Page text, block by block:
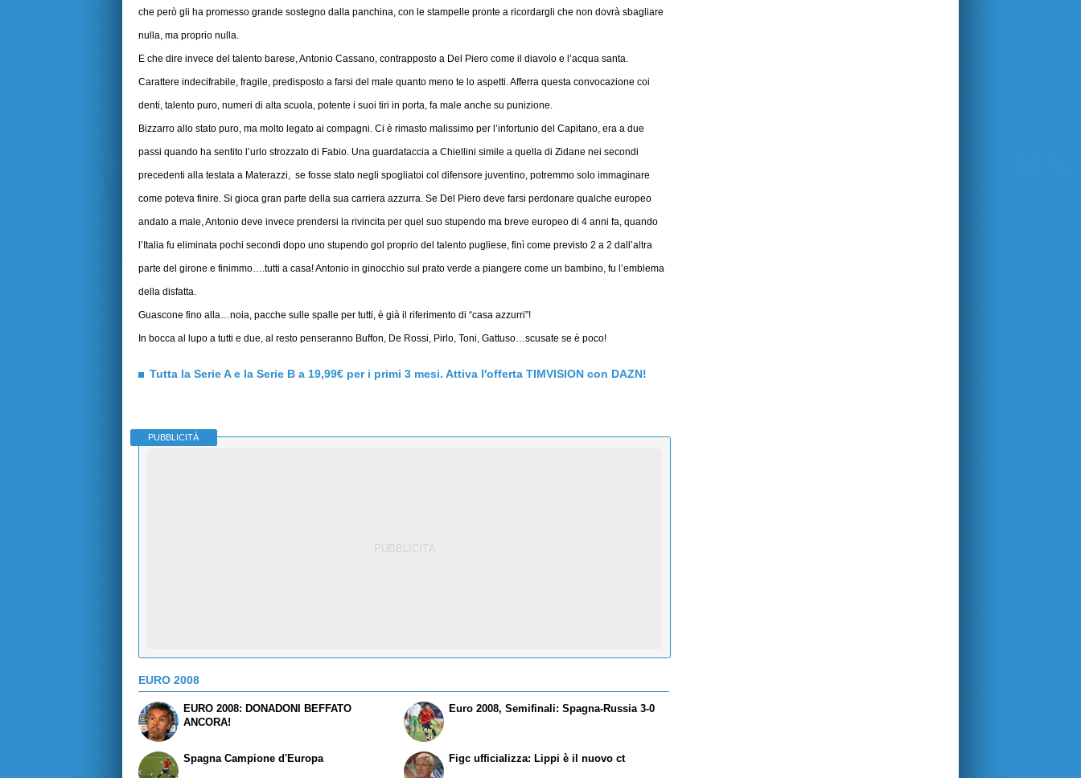
che però gli ha promesso grande sostegno dalla panchina, con le stampelle pronte a ricordargli che non dovrà sbagliare
nulla, ma proprio nulla.
E che dire invece del talento barese, Antonio Cassano, contrapposto a Del Piero come il diavolo e l’acqua santa.
Carattere indecifrabile, fragile, predisposto a farsi del male quanto meno te lo aspetti. Afferra questa convocazione coi
denti, talento puro, numeri di alta scuola, potente i suoi tiri in porta, fa male anche su punizione.
Bizzarro allo stato puro, ma molto legato ai compagni. Ci è rimasto malissimo per l’infortunio del Capitano, era a due
passi quando ha sentito l’urlo strozzato di Fabio. Una guardataccia a Chiellini simile a quella di Zidane nei secondi
precedenti alla testata a Materazzi, se fosse stato negli spogliatoi col difensore juventino, potremmo solo immaginare
come poteva finire. Si gioca gran parte della sua carriera azzurra. Se Del Piero deve farsi perdonare qualche europeo
andato a male, Antonio deve invece prendersi la rivincita per quel suo stupendo ma breve europeo di 4 anni fa, quando
l’Italia fu eliminata pochi secondi dopo uno stupendo gol proprio del talento pugliese, finì come previsto 2 a 2 dall’altra
parte del girone e finimmo….tutti a casa! Antonio in ginocchio sul prato verde a piangere come un bambino, fu l’emblema
della disfatta.
Guascone fino alla…noia, pacche sulle spalle per tutti, è già il riferimento di “casa azzurri”!
In bocca al lupo a tutti e due, al resto penseranno Buffon, De Rossi, Pirlo, Toni, Gattuso…scusate se è poco!
Tutta la Serie A e la Serie B a 19,99€ per i primi 3 mesi. Attiva l'offerta TIMVISION con DAZN!
PUBBLICITÀ
EURO 2008
EURO 2008: DONADONI BEFFATO
ANCORA!
Spagna Campione d'Europa
Euro 2008, Semifinali: Spagna-Russia 3-0
Figc ufficializza: Lippi è il nuovo ct